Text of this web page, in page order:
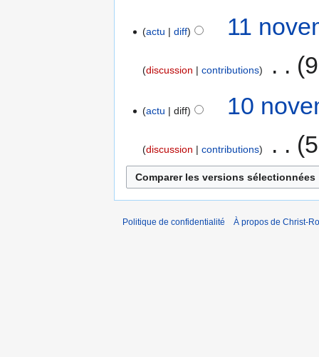
actu diff 11
discussion contributions
actu diff 10
discussion contributions
Politique de confidentialité À propos de Christ-